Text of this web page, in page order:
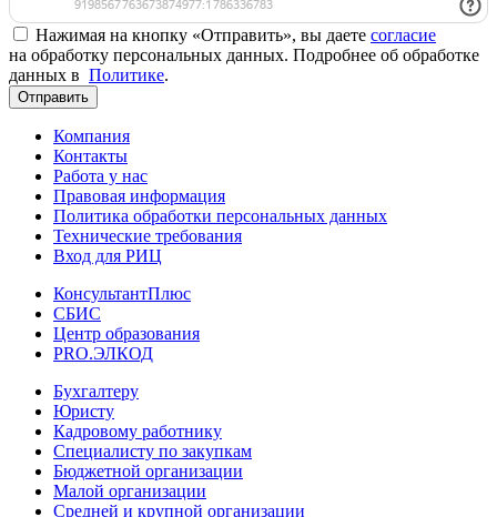
Нажимая на кнопку «Отправить», вы даете согласие
на обработку персональных данных. Подробнее об обработке
данных в Политике.
Отправить
Компания
Контакты
Работа у нас
Правовая информация
Политика обработки персональных данных
Технические требования
Вход для РИЦ
КонсультантПлюс
СБИС
Центр образования
PRO.ЭЛКОД
Бухгалтеру
Юристу
Кадровому работнику
Специалисту по закупкам
Бюджетной организации
Малой организации
Средней и крупной организации